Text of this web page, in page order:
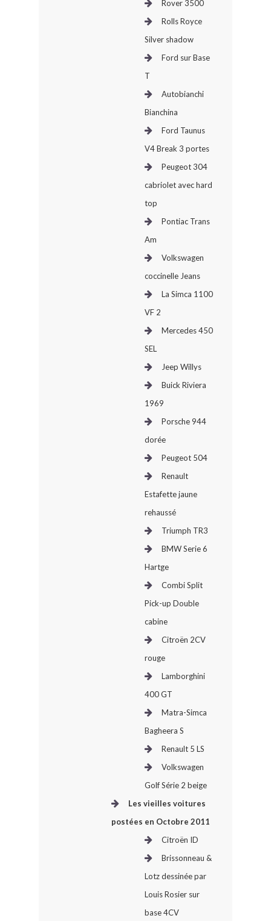
Rover 3500
Rolls Royce
Silver shadow
Ford sur Base
T
Autobianchi
Bianchina
Ford Taunus
V4 Break 3 portes
Peugeot 304
cabriolet avec hard
top
Pontiac Trans
Am
Volkswagen
coccinelle Jeans
La Simca 1100
VF 2
Mercedes 450
SEL
Jeep Willys
Buick Riviera
1969
Porsche 944
dorée
Peugeot 504
Renault
Estafette jaune
rehaussé
Triumph TR3
BMW Serie 6
Hartge
Combi Split
Pick-up Double
cabine
Citroën 2CV
rouge
Lamborghini
400 GT
Matra-Simca
Bagheera S
Renault 5 LS
Volkswagen
Golf Série 2 beige
Les vieilles voitures
postées en Octobre 2011
Citroën ID
Brissonneau &
Lotz dessinée par
Louis Rosier sur
base 4CV